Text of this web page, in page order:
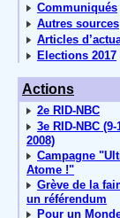
Communiqués
Autres sources
Articles
Elections 2017
Actions
2e RID-NBC
3e RID-NBC (9-
2008)
Campagne
Atome !"
Grève de la
un référendum
Pour un